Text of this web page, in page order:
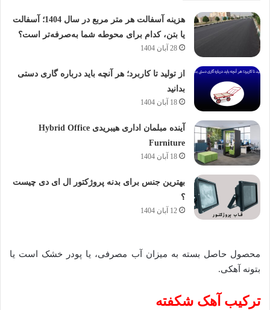
هزینه آسفالت هر متر مربع در سال 1404؛ آسفالت
یا بتن، کدام برای محوطه شما به‌صرفه‌تر است؟
28 آبان 1404
از تولید تا کاربرد؛ هر آنچه باید درباره گاری دستی
بدانید
18 آبان 1404
آینده مبلمان اداری هیبریدی Hybrid Office
Furniture
18 آبان 1404
بهترین جنس برای بدنه پروژکتور ال ای دی چیست
؟
12 آبان 1404
محصول حاصل بسته به میزان آب مصرفی، یا پودر خشک است یا
بتونه آهکی.
ترکیب آهک شکفته